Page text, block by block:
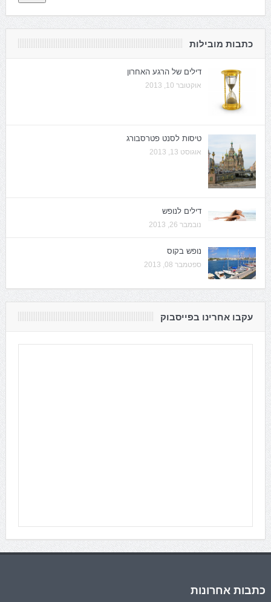
כתבות מובילות
דילים של הרגע האחרון
אוקטובר 10, 2013
טיסות לסנט פטרסבורג
אוגוסט 13, 2013
דילים לנופש
נובמבר 26, 2013
נופש בקוס
ספטמבר 08, 2013
עקבו אחרינו בפייסבוק
כתבות אחרונות